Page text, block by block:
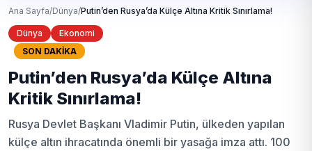
Ana Sayfa/Dünya/Putin’den Rusya’da Külçe Altına Kritik Sınırlama!
Dünya
Ekonomi
SON DAKİKA
Putin’den Rusya’da Külçe Altına
Kritik Sınırlama!
Rusya Devlet Başkanı Vladimir Putin, ülkeden yapılan
külçe altın ihracatında önemli bir yasağa imza attı. 100